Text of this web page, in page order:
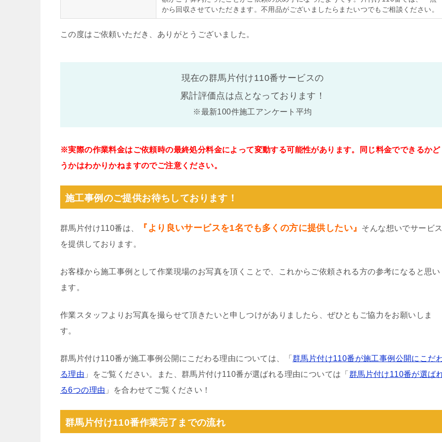
から回収させていただきます。不用品がございましたらまたいつでもご相談ください。
この度はご依頼いただき、ありがとうございました。
現在の群馬片付け110番サービスの
累計評価点は点となっております！
※最新100件施工アンケート平均
※実際の作業料金はご依頼時の最終処分料金によって変動する可能性があります。同じ料金でできるかど
うかはわかりかねますのでご注意ください。
施工事例のご提供お待ちしております！
群馬片付け110番は、 『より良いサービスを1名でも多くの方に提供したい』
そんな想いでサービス
を提供しております。
お客様から施工事例として作業現場のお写真を頂くことで、これからご依頼される方の参考になると思い
ます。
作業スタッフよりお写真を撮らせて頂きたいと申しつけがありましたら、ぜひともご協力をお願いしま
す。
群馬片付け110番が施工事例公開にこだわる理由については、「 群馬片付け110番が施工事例公開にこだ
る理由 」をご覧ください。また、群馬片付け110番が選ばれる理由については「 群馬片付け110番が選ば
る6つの理由 」を合わせてご覧ください！
群馬片付け110番作業完了までの流れ